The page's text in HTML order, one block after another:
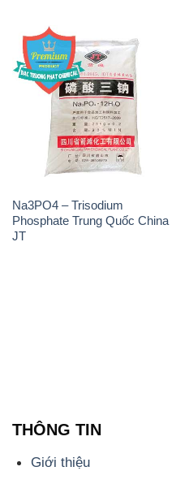
Na3PO4 – Trisodium
Phosphate Trung Quốc China
JT
THÔNG TIN
Giới thiệu